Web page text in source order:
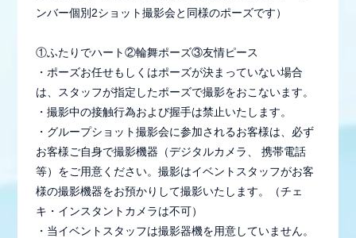
ンバー個別2ショット撮影会と同様のポーズです）
①ふたりでハート②輪舞ポーズ③友情ピース
・ポーズお任せもしくはポーズが決まっていない場合
は、スタッフが指定したポーズで撮影をおこないます。
・撮影中の接触行為および握手は禁止いたします。
・グループショット撮影会に参加されるお客様は、必ず
お客様ご自身で撮影機器（デジタルカメラ、 携帯電話
等）をご用意ください。撮影はイベントスタッフがお客
様の撮影機器をお預かりして撮影いたします。（チェ
キ・インスタントカメラは不可）
・当イベントスタッフは撮影器機を用意していません。